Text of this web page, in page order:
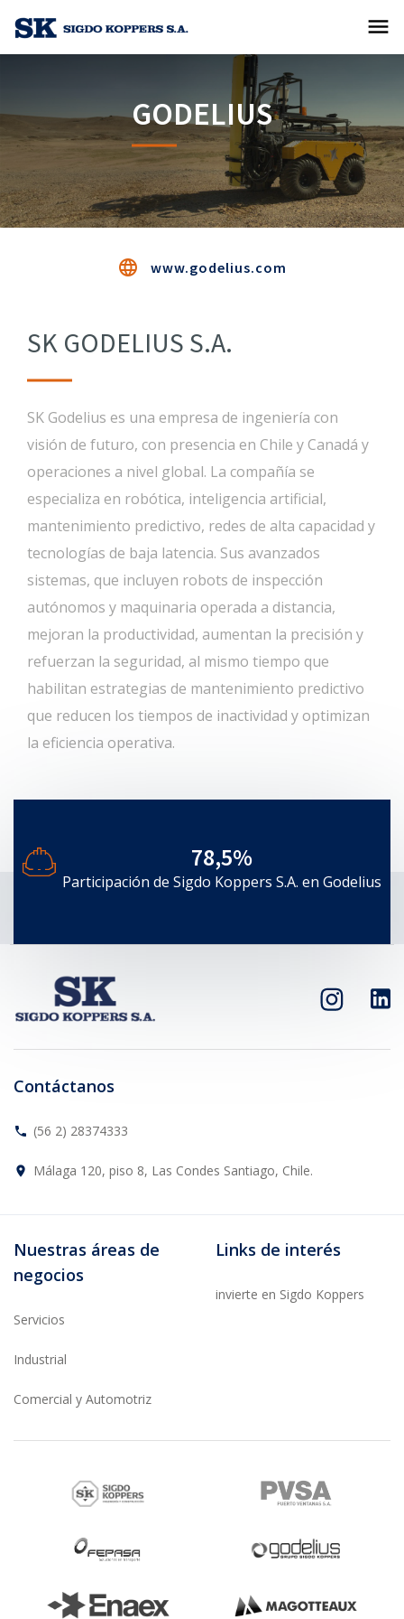
menu
GODELIUS
language www.godelius.com
SK GODELIUS S.A.
SK Godelius es una empresa de ingeniería con
visión de futuro, con presencia en Chile y Canadá y
operaciones a nivel global. La compañía se
especializa en robótica, inteligencia artificial,
mantenimiento predictivo, redes de alta capacidad y
tecnologías de baja latencia. Sus avanzados
sistemas, que incluyen robots de inspección
autónomos y maquinaria operada a distancia,
mejoran la productividad, aumentan la precisión y
refuerzan la seguridad, al mismo tiempo que
habilitan estrategias de mantenimiento predictivo
que reducen los tiempos de inactividad y optimizan
la eficiencia operativa.
78,5%
Participación de Sigdo Koppers S.A. en Godelius
Contáctanos
phone (56 2) 28374333
place Málaga 120, piso 8, Las Condes Santiago, Chile.
Nuestras áreas de
negocios
Servicios
Industrial
Comercial y Automotriz
Links de interés
invierte en Sigdo Koppers